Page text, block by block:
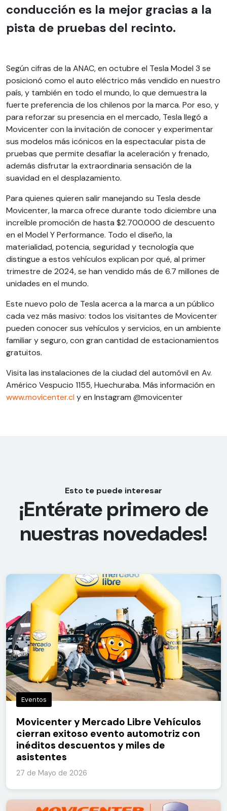
conducción es la mejor gracias a la
pista de pruebas del recinto.
Según cifras de la ANAC, en octubre el Tesla Model 3 se
posicionó como el auto eléctrico más vendido en nuestro
país, y también en todo el mundo, lo que demuestra la
fuerte preferencia de los chilenos por la marca. Por eso, y
para reforzar su presencia en el mercado, Tesla llegó a
Movicenter con la invitación de conocer y experimentar
sus modelos más icónicos en la espectacular pista de
pruebas que permite desafiar la aceleración y frenado,
además disfrutar la extraordinaria sensación de la
suavidad en el desplazamiento.
Para quienes quieren salir manejando su Tesla desde
Movicenter, la marca ofrece durante todo diciembre una
increíble promoción de hasta $2.700.000 de descuento
en el Model Y Performance. Todo el diseño, la
materialidad, potencia, seguridad y tecnología que
distingue a estos vehículos explican por qué, al primer
trimestre de 2024, se han vendido más de 6.7 millones de
unidades en el mundo.
Este nuevo polo de Tesla acerca a la marca a un público
cada vez más masivo: todos los visitantes de Movicenter
pueden conocer sus vehículos y servicios, en un ambiente
familiar y seguro, con gran cantidad de estacionamientos
gratuitos.
Visita las instalaciones de la ciudad del automóvil en Av.
Américo Vespucio 1155, Huechuraba. Más información en
www.movicenter.cl y en Instagram @movicenter
Esto te puede interesar
¡Entérate primero de
nuestras novedades!
Eventos
Movicenter y Mercado Libre Vehículos
cierran exitoso evento automotriz con
inéditos descuentos y miles de
asistentes
27 de Mayo de 2026